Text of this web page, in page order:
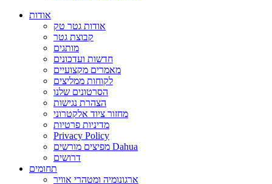
אודות
אודות גטר טק
קבוצת גטר
מותגים
חדשות ועדכונים
מאמרים מקצועיים
לקוחות ממליצים
הסרטונים שלנו
הצהרת נגישות
מחזור ציוד אלקטרוני
מדיניות פרטיות
Privacy Policy
מפיצים מורשים Dahua
דרושים
תחומים
ארגונומיה ומטהרי אוויר